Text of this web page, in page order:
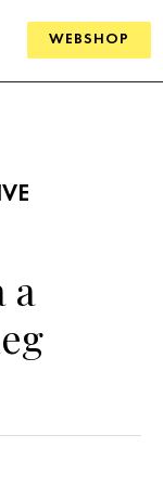
WEBSHOP
a